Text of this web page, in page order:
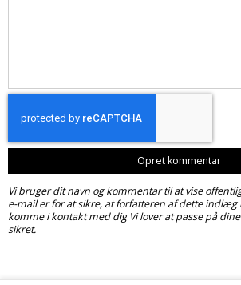
Opret kommentar
Vi bruger dit navn og kommentar til at vise
e-mail er for at sikre, at forfatteren af dette
komme i kontakt med dig Vi lover at passe på
sikret.